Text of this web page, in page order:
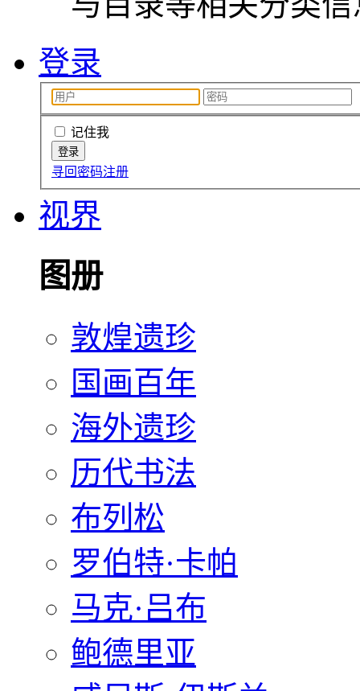
登录
记住我
寻回密码注册
视界
图册
敦煌遗珍
国画百年
海外遗珍
历代书法
布列松
罗伯特·卡帕
马克·吕布
鲍德里亚